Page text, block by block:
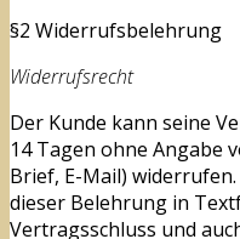
§2 Widerrufsbelehrung
Widerrufsrecht
Der Kunde kann seine
14 Tagen ohne Angabe
Brief, E-Mail)
dieser Belehrung in
Vertragsschluss und